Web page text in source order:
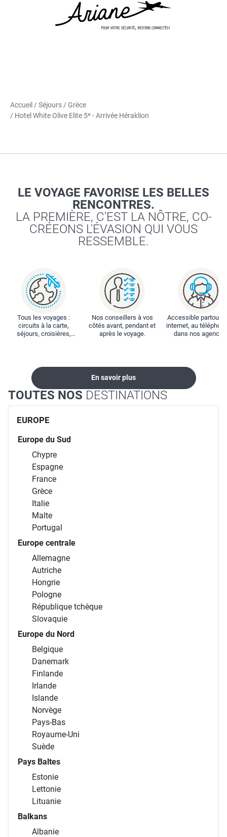
Accueil /Séjours / Grèce
/ Hotel White Olive Elite 5* - Arrivée Héraklion
LE VOYAGE FAVORISE LES BELLES
RENCONTRES.
LA PREMIÈRE, C'EST LA NÔTRE, CO-
CRÉEONS L'ÉVASION QUI VOUS
RESSEMBLE.
Tous les voyages :
circuits à la carte,
séjours, croisières,
Nos conseillers à vos
côtés avant, pendant et
après le voyage.
Accessible partout :
internet, au
dans nos
En savoir plus
TOUTES NOS DESTINATIONS
EUROPE
Europe du Sud
Chypre
Espagne
France
Grèce
Italie
Malte
Portugal
Europe centrale
Allemagne
Autriche
Hongrie
Pologne
République tchèque
Slovaquie
Europe du Nord
Belgique
Danemark
Finlande
Irlande
Islande
Norvège
Pays-Bas
Royaume-Uni
Suède
Pays Baltes
Estonie
Lettonie
Lituanie
Balkans
Albanie